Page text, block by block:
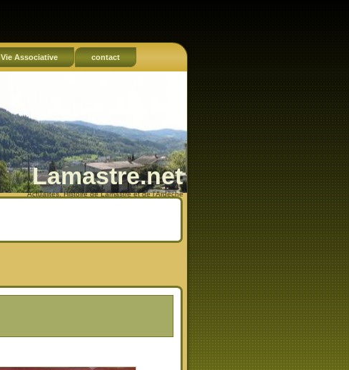
Vie Associative contact
Lamastre.net
Actualités, Histoire de Lamastre et de l'Ardèche